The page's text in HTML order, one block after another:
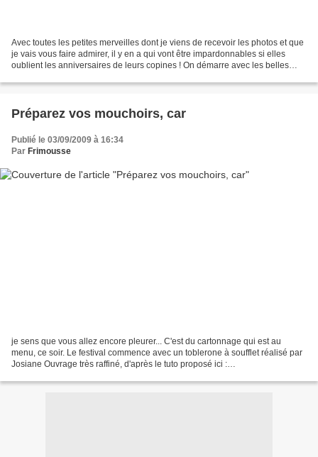
Avec toutes les petites merveilles dont je viens de recevoir les photos et que
je vais vous faire admirer, il y en a qui vont être impardonnables si elles
oublient les anniversaires de leurs copines ! On démarre avec les belles
Préparez vos mouchoirs, car
Publié le 03/09/2009 à 16:34
Par Frimousse
je sens que vous allez encore pleurer... C'est du cartonnage qui est au
menu, ce soir. Le festival commence avec un toblerone à soufflet réalisé par
Josiane Ouvrage très raffiné, d'après le tuto proposé ici :